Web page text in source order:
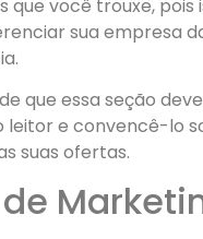
que você trouxe, pois
sua empresa
que essa seção
leitor e convencê-lo
suas ofertas.